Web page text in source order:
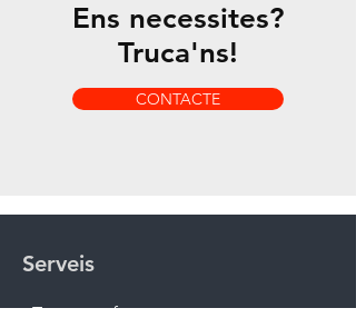
Ens necessites?
Truca'ns!
CONTACTE
Serveis
- Termoconformat